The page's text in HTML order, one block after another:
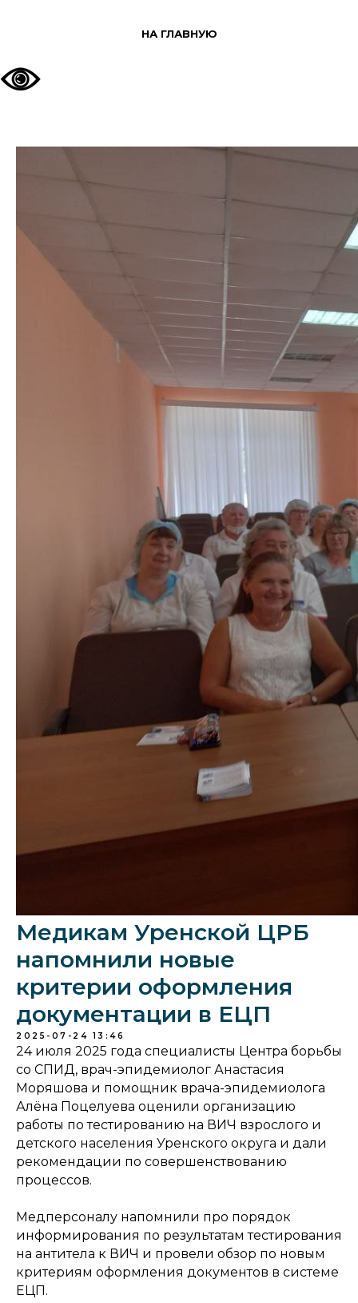
НА ГЛАВНУЮ
Медикам Уренской ЦРБ
напомнили новые
критерии оформления
документации в ЕЦП
2025-07-24 13:46
24 июля 2025 года специалисты Центра борьбы
со СПИД, врач-эпидемиолог Анастасия
Моряшова и помощник врача-эпидемиолога
Алёна Поцелуева оценили организацию
работы по тестированию на ВИЧ взрослого и
детского населения Уренского округа и дали
рекомендации по совершенствованию
процессов.
Медперсоналу напомнили про порядок
информирования по результатам тестирования
на антитела к ВИЧ и провели обзор по новым
критериям оформления документов в системе
ЕЦП.